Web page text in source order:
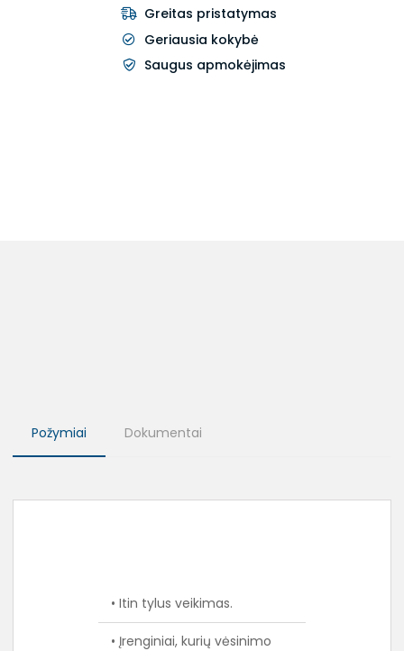
Greitas pristatymas
Geriausia kokybė
Saugus apmokėjimas
Požymiai Dokumentai
• Itin tylus veikimas.
• Įrenginiai, kurių vėsinimo